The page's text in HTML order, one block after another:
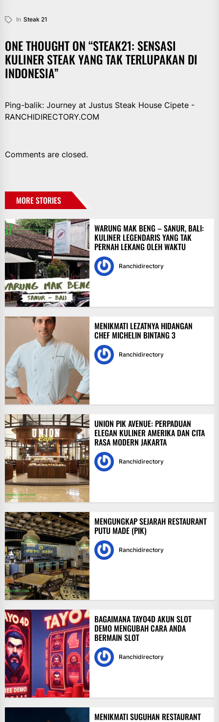
In Steak 21
ONE THOUGHT ON “STEAK21: SENSASI
KULINER STEAK YANG TAK TERLUPAKAN DI
INDONESIA”
Ping-balik: Journey at Justus Steak House Cipete -
RANCHIDIRECTORY.COM
Comments are closed.
MORE STORIES
WARUNG MAK BENG – SANUR, BALI:
KULINER LEGENDARIS YANG TAK
PERNAH LEKANG OLEH WAKTU
Ranchidirectory
MENIKMATI LEZATNYA HIDANGAN
CHEF MICHELIN BINTANG 3
Ranchidirectory
UNION PIK AVENUE: PERPADUAN
ELEGAN KULINER AMERIKA DAN CITA
RASA MODERN JAKARTA
Ranchidirectory
MENGUNGKAP SEJARAH RESTAURANT
PUTU MADE (PIK)
Ranchidirectory
BAGAIMANA TAYO4D AKUN SLOT
DEMO MENGUBAH CARA ANDA
BERMAIN SLOT
Ranchidirectory
MENIKMATI SUGUHAN RESTAURANT